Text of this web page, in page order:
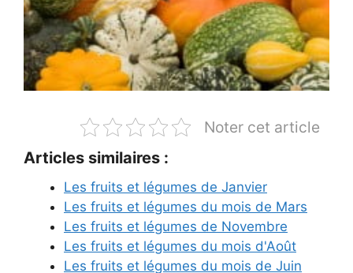
Noter cet article
Articles similaires :
Les fruits et légumes de Janvier
Les fruits et légumes du mois de Mars
Les fruits et légumes de Novembre
Les fruits et légumes du mois d'Août
Les fruits et légumes du mois de Juin